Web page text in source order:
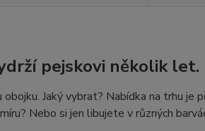
pejskovi několik let.
Jaký vybrat? Nabídka na trhu je
Nebo si jen libujete v různých